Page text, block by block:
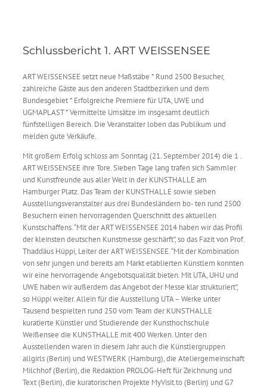
Schlussbericht 1. ART WEISSENSEE
ART WEISSENSEE setzt neue Maßstäbe * Rund 2500 Besucher,
zahlreiche Gäste aus den anderen Stadtbezirken und dem
Bundesgebiet * Erfolgreiche Premiere für UTA, UWE und
UGMAPLAST * Vermittelte Umsätze im insgesamt deutlich
fünfstelligen Bereich. Die Veranstalter loben das Publikum und
melden gute Verkäufe.
Mit großem Erfolg schloss am Sonntag (21. September 2014) die 1 .
ART WEISSENSEE ihre Tore. Sieben Tage lang trafen sich Sammler
und Kunstfreunde aus aller Welt in der KUNSTHALLE am
Hamburger Platz. Das Team der KUNSTHALLE sowie sieben
Ausstellungsveranstalter aus drei Bundesländern bo- ten rund 2500
Besuchern einen hervorragenden Querschnitt des aktuellen
Kunstschaffens. “Mit der ART WEISSENSEE 2014 haben wir das Profil
der kleinsten deutschen Kunstmesse geschärft”, so das Fazit von Prof.
Thaddäus Hüppi, Leiter der ART WEISSENSEE. “Mit der Kombination
von sehr jungen und bereits am Markt etablierten Künstlern konnten
wir eine hervorragende Angebotsqualität bieten. Mit UTA, UHU und
UWE haben wir außerdem das Angebot der Messe klar strukturiert”,
so Hüppi weiter. Allein für die Ausstellung UTA – Werke unter
Tausend bespielten rund 250 vom Team der KUNSTHALLE
kuratierte Künstler und Studierende der Kunsthochschule
Weißensee die KUNSTHALLE mit 400 Werken. Unter den
Ausstellenden waren in diesem Jahr auch die Künstlergruppen
allgirls (Berlin) und WESTWERK (Hamburg), die Ateliergemeinschaft
Milchhof (Berlin), die Redaktion PROLOG-Heft für Zeichnung und
Text (Berlin), die kuratorischen Projekte MyVisit.to (Berlin) und G7